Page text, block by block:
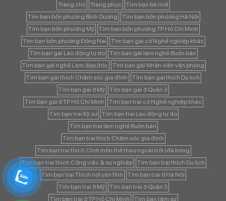
Trang chủ
Trang phục
Tìm bạn bè mới
Tìm bạn bốn phương Bình Dương
Tìm bạn bốn phương Hà Nội
Tìm bạn bốn phương Mỹ
Tìm bạn bốn phương TP Hồ Chí Minh
Tìm bạn bốn phương Đồng Nai
Tìm bạn gái có Nghề nghiệp khác
Tìm bạn gái Lao động tự do
Tìm bạn gái làm nghề Buôn bán
Tìm bạn gái nghề Làm đẹp (tóc
Tìm bạn gái Nhân viên văn phòng
Tìm bạn gái thích Chăm sóc gia đình
Tìm bạn gái thích Du lịch
Tìm bạn gái ở Mỹ
Tìm bạn gái ở Quận 3
Tìm bạn gái ở TP Hồ Chí Minh
Tìm bạn trai có Nghề nghiệp khác
Tìm bạn trai Kỹ sư
Tìm bạn trai Lao động tự do
Tìm bạn trai làm nghề Buôn bán
Tìm bạn trai thích Chăm sóc gia đình
Tìm bạn trai thích Chơi môn thể thao ngoài trời (đá bóng
Tìm bạn trai thích Công việc & sự nghiệp
Tìm bạn trai thích Du lịch
Tìm bạn trai Thích nơi yên tĩnh
Tìm bạn trai ở Hà Nội
Tìm bạn trai ở Mỹ
Tìm bạn trai ở Quận 3
Tìm bạn trai ở TP Hồ Chí Minh
Tìm bạn tâm sự